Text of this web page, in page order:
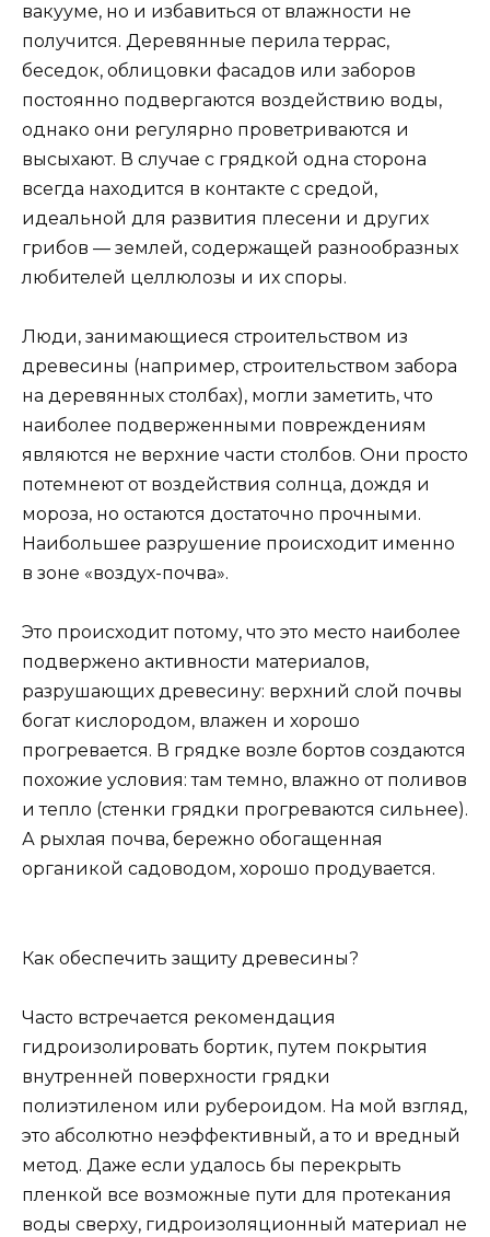
вакууме, но и избавиться от влажности не
получится. Деревянные перила террас,
беседок, облицовки фасадов или заборов
постоянно подвергаются воздействию воды,
однако они регулярно проветриваются и
высыхают. В случае с грядкой одна сторона
всегда находится в контакте с средой,
идеальной для развития плесени и других
грибов — землей, содержащей разнообразных
любителей целлюлозы и их споры.
Люди, занимающиеся строительством из
древесины (например, строительством забора
на деревянных столбах), могли заметить, что
наиболее подверженными повреждениям
являются не верхние части столбов. Они просто
потемнеют от воздействия солнца, дождя и
мороза, но остаются достаточно прочными.
Наибольшее разрушение происходит именно
в зоне «воздух-почва».
Это происходит потому, что это место наиболее
подвержено активности материалов,
разрушающих древесину: верхний слой почвы
богат кислородом, влажен и хорошо
прогревается. В грядке возле бортов создаются
похожие условия: там темно, влажно от поливов
и тепло (стенки грядки прогреваются сильнее).
А рыхлая почва, бережно обогащенная
органикой садоводом, хорошо продувается.
Как обеспечить защиту древесины?
Часто встречается рекомендация
гидроизолировать бортик, путем покрытия
внутренней поверхности грядки
полиэтиленом или рубероидом. На мой взгляд,
это абсолютно неэффективный, а то и вредный
метод. Даже если удалось бы перекрыть
пленкой все возможные пути для протекания
воды сверху, гидроизоляционный материал не